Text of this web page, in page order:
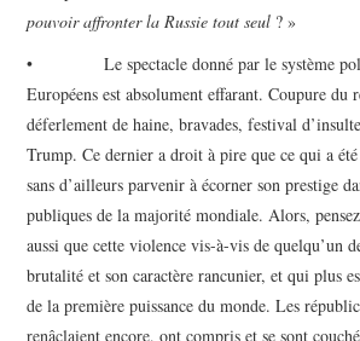
pouvoir affronter la Russie tout seul ? »
• Le spectacle donné par le système
Européens est absolument effarant. Coupure du
déferlement de haine, bravades, festival
Trump. Ce dernier a droit à pire que ce qui a
sans d’ailleurs parvenir à écorner son prestige
publiques de la majorité mondiale. Alors,
aussi que cette violence vis-à-vis de quelqu’un
brutalité et son caractère rancunier, et qui plus
de la première puissance du monde. Les
renâclaient encore, ont compris et se sont